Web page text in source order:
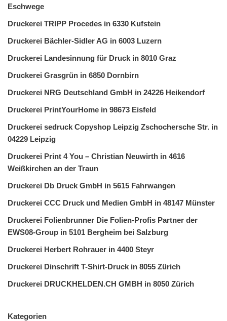
Eschwege
Druckerei TRIPP Procedes in 6330 Kufstein
Druckerei Bächler-Sidler AG in 6003 Luzern
Druckerei Landesinnung für Druck in 8010 Graz
Druckerei Grasgrün in 6850 Dornbirn
Druckerei NRG Deutschland GmbH in 24226 Heikendorf
Druckerei PrintYourHome in 98673 Eisfeld
Druckerei sedruck Copyshop Leipzig Zschochersche Str. in
04229 Leipzig
Druckerei Print 4 You – Christian Neuwirth in 4616
Weißkirchen an der Traun
Druckerei Db Druck GmbH in 5615 Fahrwangen
Druckerei CCC Druck und Medien GmbH in 48147 Münster
Druckerei Folienbrunner Die Folien-Profis Partner der
EWS08-Group in 5101 Bergheim bei Salzburg
Druckerei Herbert Rohrauer in 4400 Steyr
Druckerei Dinschrift T-Shirt-Druck in 8055 Zürich
Druckerei DRUCKHELDEN.CH GMBH in 8050 Zürich
Kategorien